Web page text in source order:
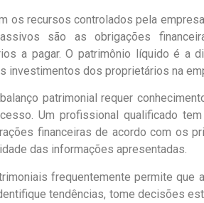
os recursos controlados pela
são as obrigações
a pagar. O patrimônio líquido é a
investimentos dos proprietários na
patrimonial requer
Um profissional qualificado
financeiras de acordo com os
das informações apresentadas.
frequentemente permite que
tendências, tome decisões